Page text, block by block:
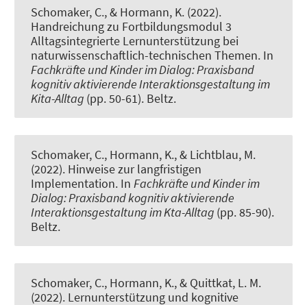
Schomaker, C., & Hormann, K. (2022).
Handreichung zu Fortbildungsmodul 3
Alltagsintegrierte Lernunterstützung bei
naturwissenschaftlich-technischen Themen. In
Fachkräfte und Kinder im Dialog: Praxisband
kognitiv aktivierende Interaktionsgestaltung im
Kita-Alltag (pp. 50-61). Beltz.
Schomaker, C., Hormann, K., & Lichtblau, M.
(2022). Hinweise zur langfristigen
Implementation. In Fachkräfte und Kinder im
Dialog: Praxisband kognitiv aktivierende
Interaktionsgestaltung im Kta-Alltag (pp. 85-90).
Beltz.
Schomaker, C., Hormann, K., & Quittkat, L. M.
(2022). Lernunterstützung und kognitive